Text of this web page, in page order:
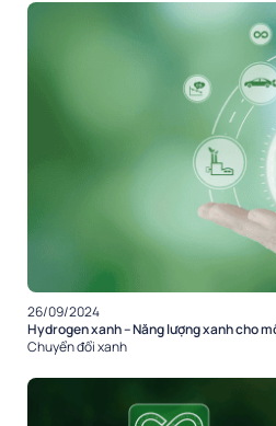
26/09/2024
Hydrogen xanh – Năng lượng xanh cho
Chuyển đổi xanh